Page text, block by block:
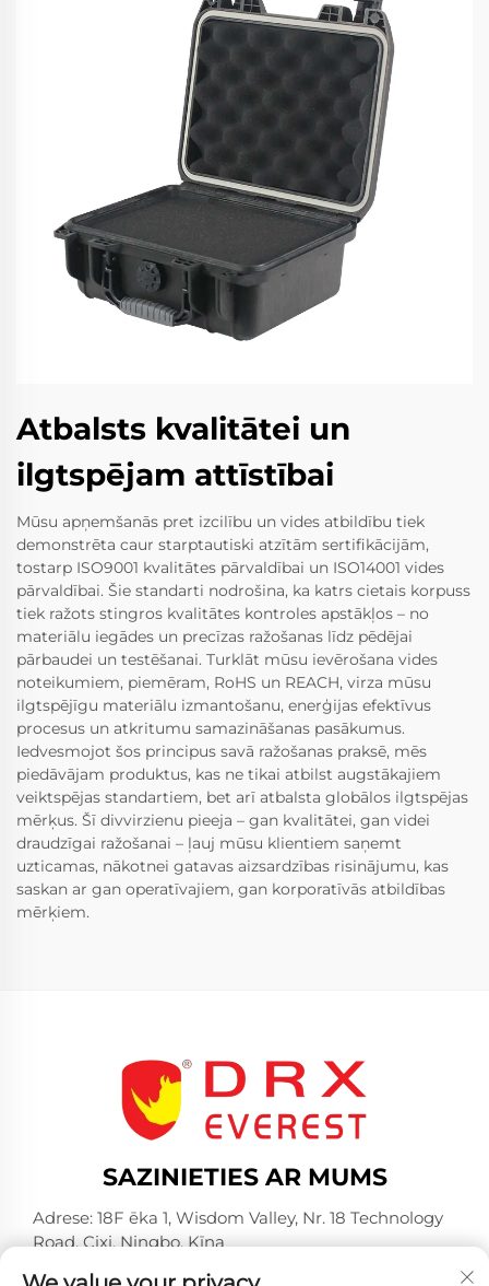
Atbalsts kvalitātei un
ilgtspējam attīstībai
Mūsu apņemšanās pret izcilību un vides atbildību tiek
demonstrēta caur starptautiski atzītām sertifikācijām,
tostarp ISO9001 kvalitātes pārvaldībai un ISO14001 vides
pārvaldībai. Šie standarti nodrošina, ka katrs cietais korpuss
tiek ražots stingros kvalitātes kontroles apstākļos – no
materiālu iegādes un precīzas ražošanas līdz pēdējai
pārbaudei un testēšanai. Turklāt mūsu ievērošana vides
noteikumiem, piemēram, RoHS un REACH, virza mūsu
ilgtspējīgu materiālu izmantošanu, enerģijas efektīvus
procesus un atkritumu samazināšanas pasākumus.
Iedvesmojot šos principus savā ražošanas praksē, mēs
piedāvājam produktus, kas ne tikai atbilst augstākajiem
veiktspējas standartiem, bet arī atbalsta globālos ilgtspējas
mērķus. Šī divvirzienu pieeja – gan kvalitātei, gan videi
draudzīgai ražošanai – ļauj mūsu klientiem saņemt
uzticamas, nākotnei gatavas aizsardzības risinājumu, kas
saskan ar gan operatīvajiem, gan korporatīvās atbildības
mērķiem.
SAZINIETIES AR MUMS
Adrese: 18F ēka 1, Wisdom Valley, Nr. 18 Technology
Road, Cixi, Ningbo, Ķīna
Tālrunis: +86-574-23660321